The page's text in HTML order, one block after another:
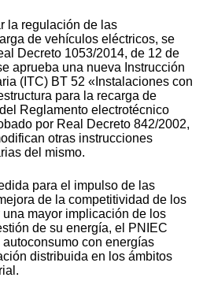
la regulación de las
de vehículos eléctricos, se
Decreto 1053/2014, de 12 de
aprueba una nueva Instrucción
(ITC) BT 52 «Instalaciones con
para la recarga de
Reglamento electrotécnico
por Real Decreto 842/2002,
otras instrucciones
del mismo.
para el impulso de las
de la competitividad de los
mayor implicación de los
de su energía, el PNIEC
con energías
distribuida en los ámbitos